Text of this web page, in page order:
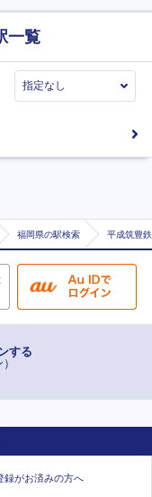
一覧
福岡県の駅検索 平成筑豊
する
）
録がお済みの方へ